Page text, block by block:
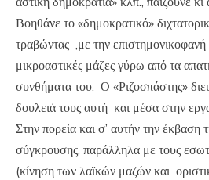
Βοηθάνε το «δημοκρατικό»
τραβώντας ,με την επιστημονικοφανή
μικροαστικές μάζες γύρω από τα
συνθήματα του. Ο «Ριζοσπάστης»
δουλειά τους αυτή και μέσα στην
Στην πορεία και σ’ αυτήν την έκβαση
σύγκρουσης, παράλληλα με τους
(κίνηση των λαϊκών μαζών και